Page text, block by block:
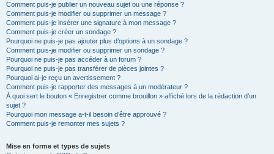
Comment puis-je publier un nouveau sujet ou une réponse ?
Comment puis-je modifier ou supprimer un message ?
Comment puis-je insérer une signature à mon message ?
Comment puis-je créer un sondage ?
Pourquoi ne puis-je pas ajouter plus d’options à un sondage ?
Comment puis-je modifier ou supprimer un sondage ?
Pourquoi ne puis-je pas accéder à un forum ?
Pourquoi ne puis-je pas transférer de pièces jointes ?
Pourquoi ai-je reçu un avertissement ?
Comment puis-je rapporter des messages à un modérateur ?
À quoi sert le bouton « Enregistrer comme brouillon » affiché lors de la rédaction d’un
sujet ?
Pourquoi mon message a-t-il besoin d’être approuvé ?
Comment puis-je remonter mes sujets ?
Mise en forme et types de sujets